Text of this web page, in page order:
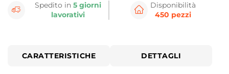
Spedito in5 giorni
lavorativi
Disponibilità
450 pezzi
CARATTERISTICHE DETTAGLI